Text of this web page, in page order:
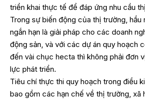
triển khai thực tế để đáp ứng nhu cầu
Trong sự biến động của thị trường, hầu
ngắn hạn là giải pháp cho các doanh
động sản, và với các dự án quy hoạch
đến vài chục hecta thì không phải đơn
lực phát triển.
Tiêu chí thực thi quy hoạch trong điều
bao gồm các hạn chế về thị trường, xã